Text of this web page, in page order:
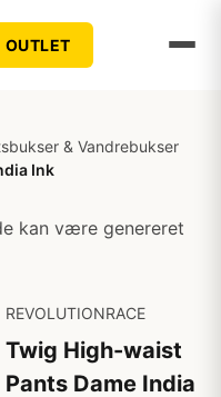
OUTLET
& Vandrebukser
Ink
kan være genereret
REVOLUTIONRACE
Twig High-waist
Pants Dame India